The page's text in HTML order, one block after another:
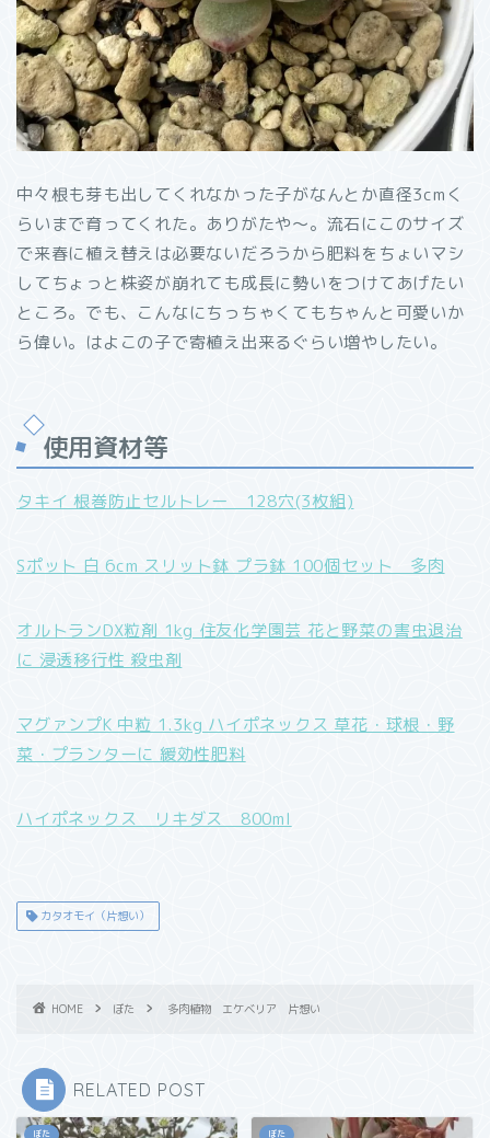
中々根も芽も出してくれなかった子がなんとか直径3cmく
らいまで育ってくれた。ありがたや～。流石にこのサイズ
で来春に植え替えは必要ないだろうから肥料をちょいマシ
してちょっと株姿が崩れても成長に勢いをつけてあげたい
ところ。でも、こんなにちっちゃくてもちゃんと可愛いか
ら偉い。はよこの子で寄植え出来るぐらい増やしたい。
使用資材等
タキイ 根巻防止セルトレー 128穴(3枚組)
Sポット 白 6cm スリット鉢 プラ鉢 100個セット 多肉
オルトランDX粒剤 1kg 住友化学園芸 花と野菜の害虫退治
に 浸透移行性 殺虫剤
マグァンプK 中粒 1.3kg ハイポネックス 草花・球根・野
菜・プランターに 緩効性肥料
ハイポネックス リキダス 800ml
カタオモイ（片想い）
HOME ぼた 多肉植物 エケベリア 片想い
RELATED POST
ぼた ぼた